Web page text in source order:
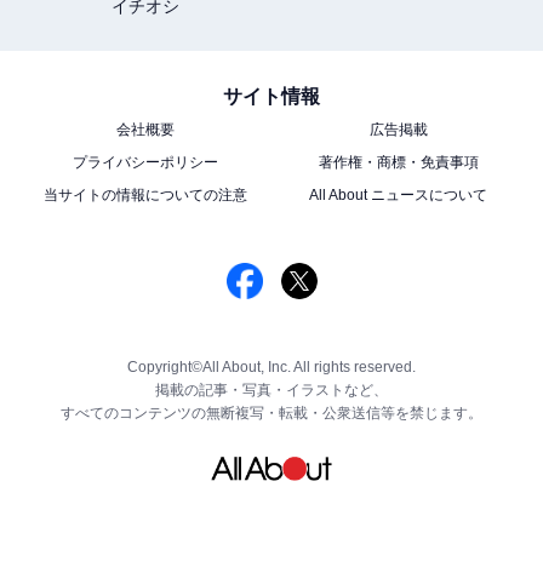
イチオシ
サイト情報
会社概要
広告掲載
プライバシーポリシー
著作権・商標・免責事項
当サイトの情報についての注意
All About ニュースについて
Copyright©All About, Inc. All rights reserved.
掲載の記事・写真・イラストなど、
すべてのコンテンツの無断複写・転載・公衆送信等を禁じます。